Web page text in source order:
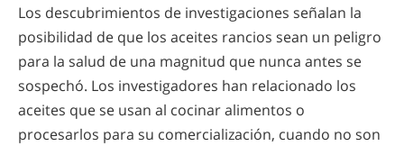
Los descubrimientos de investigaciones señalan la
posibilidad de que los aceites rancios sean un peligro
para la salud de una magnitud que nunca antes se
sospechó. Los investigadores han relacionado los
aceites que se usan al cocinar alimentos o
procesarlos para su comercialización, cuando no son